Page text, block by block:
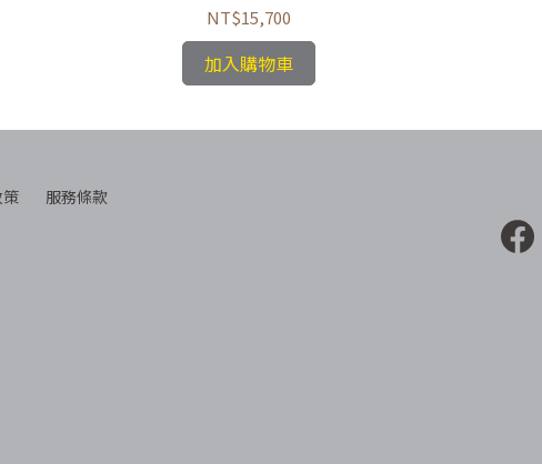
NT$15,700
加入購物車
服務條款